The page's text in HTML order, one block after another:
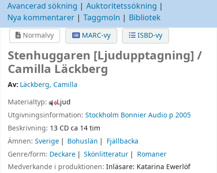
Avancerad sökning
Auktoritetssökning
Nya kommentarer
Taggmoln Bibliotek
Normalvy MARC-vy ISBD-vy
Stenhuggaren [Ljudupptagning] /
Camilla Läckberg
Av: Läckberg, Camilla
Materialtyp:
Ljud
Utgivningsinformation: Stockholm Bonnier Audio p 2005
Beskrivning: 13 CD ca 14 tim
Ämnen: Sverige Bohuslän
Fjällbacka
Genre/form: Deckare Skönlitteratur
Romaner
Medverkande i produktionen: Inläsare: Katarina Ewerlöf